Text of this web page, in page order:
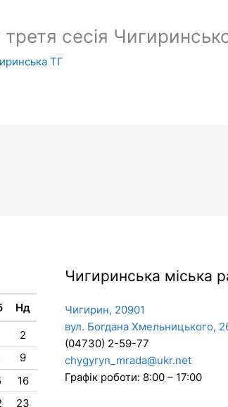
сесія
ТГ
Нд
2
9
16
23
Чигиринська міська
Чигирин, 20901
вул. Богдана Хмельницького,
(04730) 2-59-77
chygyryn_mrada@ukr.net
Графік роботи: 8:00 – 17:00